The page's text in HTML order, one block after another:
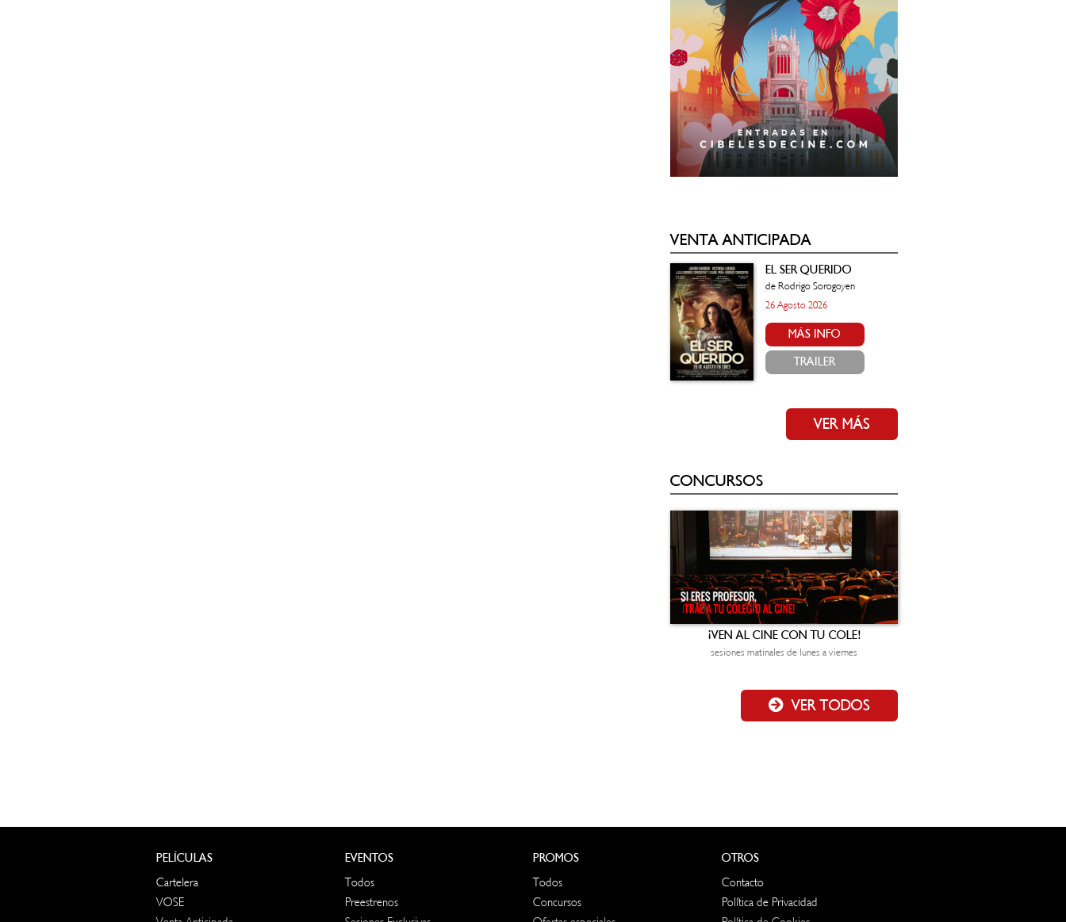
VENTA ANTICIPADA
EL SER QUERIDO
de Rodrigo Sorogoyen
26 Agosto 2026
MÁS INFO
TRAILER
VER MÁS
CONCURSOS
¡VEN AL CINE CON TU COLE!
sesiones matinales de lunes a viernes
VER TODOS
PELÍCULAS
Cartelera
VOSE
EVENTOS
Todos
Preestrenos
PROMOS
Todos
Concursos
OTROS
Contacto
Política de Privacidad